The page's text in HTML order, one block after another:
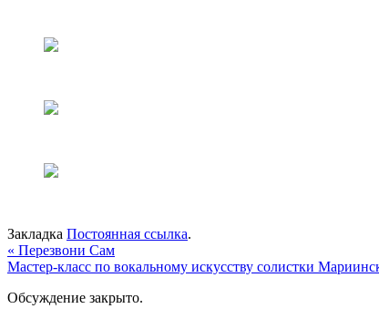
Закладка Постоянная ссылка.
« Перезвони Сам
Мастер-класс по вокальному искусству солистки
Обсуждение закрыто.